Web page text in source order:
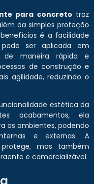
para concreto traz
da simples proteção
é a facilidade
ser aplicada em
de maneira rápida e
de construção e
agilidade, reduzindo o
estética da
acabamentos, ela
os ambientes, podendo
e externas. A
mas também
e comercializável.